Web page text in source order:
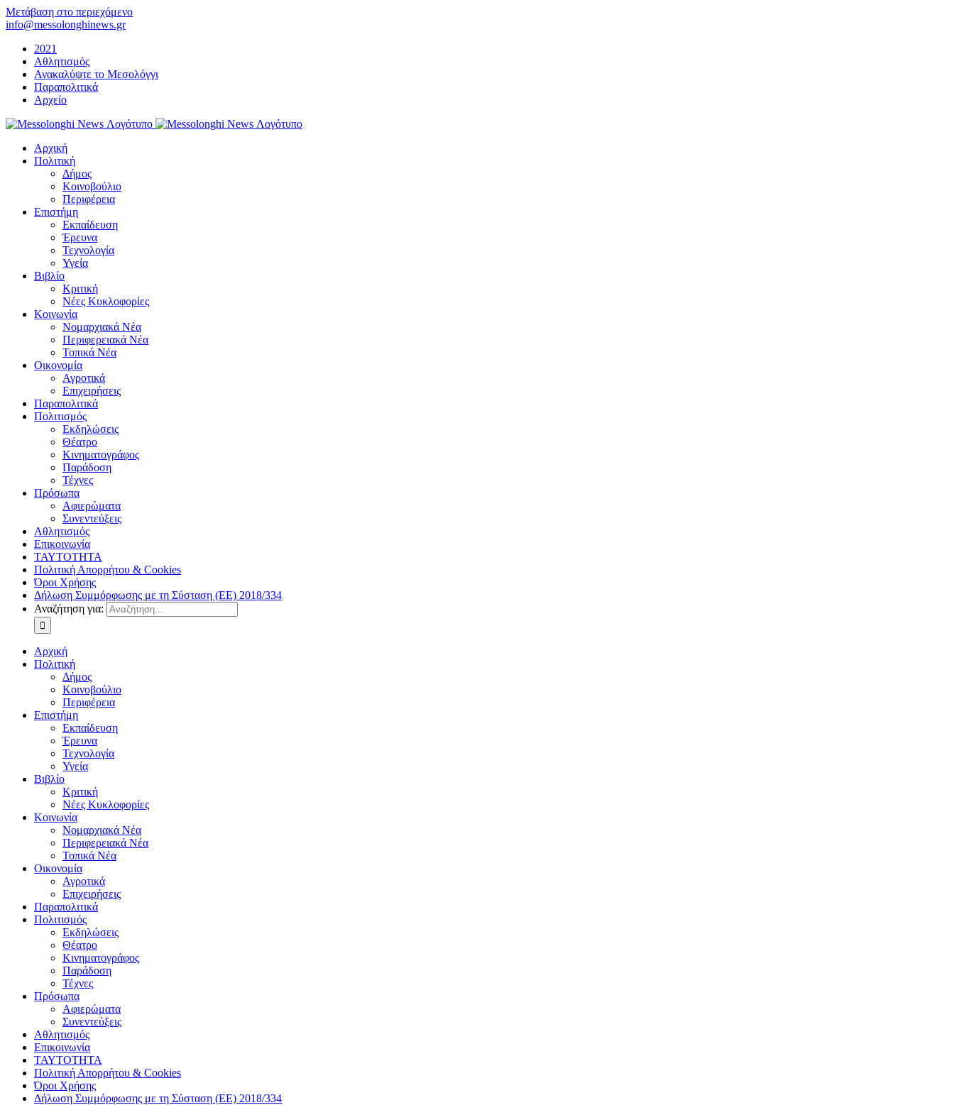
Μετάβαση στο περιεχόμενο
info@messolonghinews.gr
2021
Αθλητισμός
Ανακαλύψτε το Μεσολόγγι
Παραπολιτικά
Αρχείο
Αρχική
Πολιτική
Δήμος
Κοινοβούλιο
Περιφέρεια
Επιστήμη
Εκπαίδευση
Έρευνα
Τεχνολογία
Υγεία
Βιβλίο
Κριτική
Νέες Κυκλοφορίες
Κοινωνία
Νομαρχιακά Νέα
Περιφερειακά Νέα
Τοπικά Νέα
Οικονομία
Αγροτικά
Επιχειρήσεις
Παραπολιτικά
Πολιτισμός
Εκδηλώσεις
Θέατρο
Κινηματογράφος
Παράδοση
Τέχνες
Πρόσωπα
Αφιερώματα
Συνεντεύξεις
Αθλητισμός
Επικοινωνία
ΤΑΥΤΟΤΗΤΑ
Πολιτική Απορρήτου & Cookies
Όροι Χρήσης
Δήλωση Συμμόρφωσης με τη Σύσταση (ΕΕ) 2018/334
Αναζήτηση για:
Αρχική
Πολιτική
Δήμος
Κοινοβούλιο
Περιφέρεια
Επιστήμη
Εκπαίδευση
Έρευνα
Τεχνολογία
Υγεία
Βιβλίο
Κριτική
Νέες Κυκλοφορίες
Κοινωνία
Νομαρχιακά Νέα
Περιφερειακά Νέα
Τοπικά Νέα
Οικονομία
Αγροτικά
Επιχειρήσεις
Παραπολιτικά
Πολιτισμός
Εκδηλώσεις
Θέατρο
Κινηματογράφος
Παράδοση
Τέχνες
Πρόσωπα
Αφιερώματα
Συνεντεύξεις
Αθλητισμός
Επικοινωνία
ΤΑΥΤΟΤΗΤΑ
Πολιτική Απορρήτου & Cookies
Όροι Χρήσης
Δήλωση Συμμόρφωσης με τη Σύσταση (ΕΕ) 2018/334